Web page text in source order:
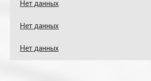
Нет данных
Нет данных
Нет данных